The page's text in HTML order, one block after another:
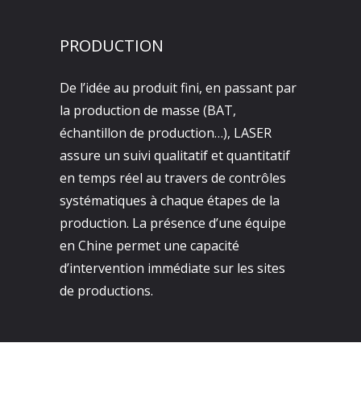
PRODUCTION
De l’idée au produit fini, en passant par
la production de masse (BAT,
échantillon de production…), LASER
assure un suivi qualitatif et quantitatif
en temps réel au travers de contrôles
systématiques à chaque étapes de la
production. La présence d’une équipe
en Chine permet une capacité
d’intervention immédiate sur les sites
de productions.